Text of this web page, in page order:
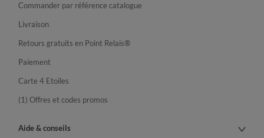
Commander par référence catalogue
Livraison
Retours gratuits en Point Relais®
Paiement
Carte 4 Etoiles
(1) Offres et codes promos
Aide & conseils